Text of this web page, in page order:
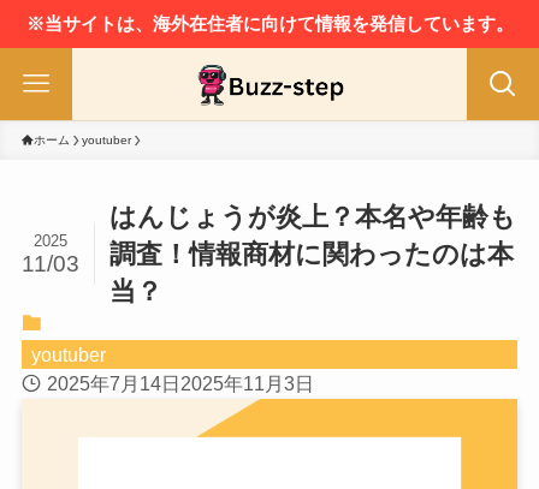
※当サイトは、海外在住者に向けて情報を発信しています。
ホーム youtuber
はんじょうが炎上？本名や年齢も
調査！情報商材に関わったのは本
当？
2025
11/03
youtuber
2025年7月14日 2025年11月3日